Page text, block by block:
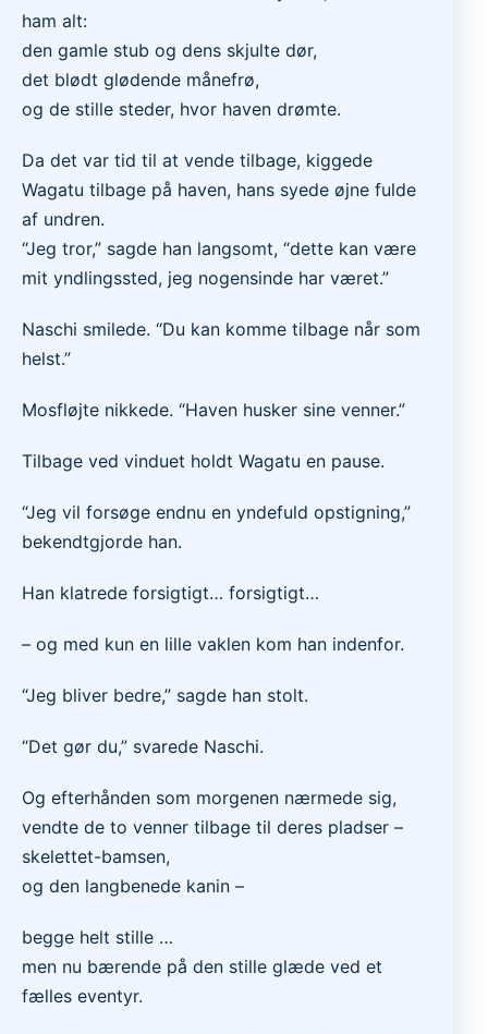
ham alt:
den gamle stub og dens skjulte dør,
det blødt glødende månefrø,
og de stille steder, hvor haven drømte.
Da det var tid til at vende tilbage, kiggede
Wagatu tilbage på haven, hans syede øjne fulde
af undren.
“Jeg tror,” sagde han langsomt, “dette kan være
mit yndlingssted, jeg nogensinde har været.”
Naschi smilede. “Du kan komme tilbage når som
helst.”
Mosfløjte nikkede. “Haven husker sine venner.”
Tilbage ved vinduet holdt Wagatu en pause.
“Jeg vil forsøge endnu en yndefuld opstigning,”
bekendtgjorde han.
Han klatrede forsigtigt… forsigtigt…
– og med kun en lille vaklen kom han indenfor.
“Jeg bliver bedre,” sagde han stolt.
“Det gør du,” svarede Naschi.
Og efterhånden som morgenen nærmede sig,
vendte de to venner tilbage til deres pladser –
skelettet-bamsen,
og den langbenede kanin –
begge helt stille …
men nu bærende på den stille glæde ved et
fælles eventyr.